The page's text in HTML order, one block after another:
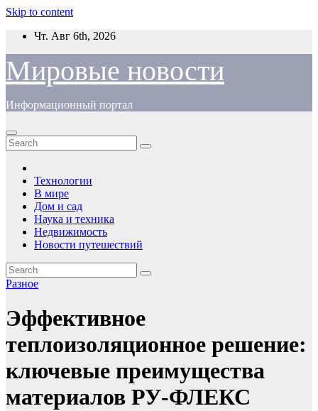
Skip to content
Чт. Авг 6th, 2026
Мировые новости
Информационный портал
Технологии
В мире
Дом и сад
Наука и техника
Недвижимость
Новости путешествий
Разное
Эффективное
теплоизоляционное решение:
ключевые преимущества
материалов РУ‑ФЛЕКС